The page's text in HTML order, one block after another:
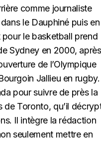
comme journaliste
le Dauphiné puis en
le basketball prend
Sydney en 2000, après
de l’Olympique
Jallieu en rugby.
pour suivre de près la
de Toronto, qu’il
Il intègre la rédaction
seulement mettre en